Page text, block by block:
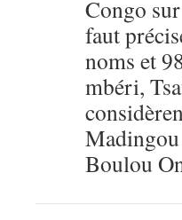
Congo
faut
noms et
mbéri,
Boulou